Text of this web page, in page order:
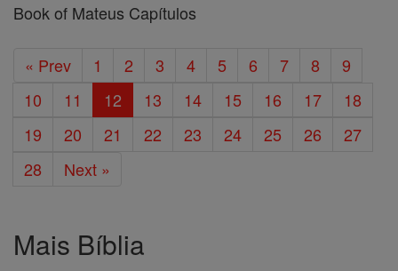
Book of Mateus Capítulos
« Prev 1 2 3 4 5 6 7 8
9
10
11 12 13 14 15 16 17
18
19
20 21 22 23 24 25 26
27
28
Next »
Mais Bíblia